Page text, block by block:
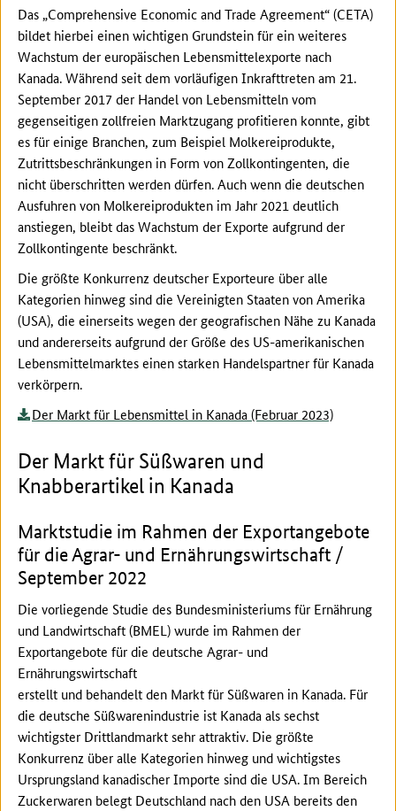
Das „Comprehensive Economic and Trade Agreement“ (CETA)
bildet hierbei einen wichtigen Grundstein für ein weiteres
Wachstum der europäischen Lebensmittelexporte nach
Kanada. Während seit dem vorläufigen Inkrafttreten am 21.
September 2017 der Handel von Lebensmitteln vom
gegenseitigen zollfreien Marktzugang profitieren konnte, gibt
es für einige Branchen, zum Beispiel Molkereiprodukte,
Zutrittsbeschränkungen in Form von Zollkontingenten, die
nicht überschritten werden dürfen. Auch wenn die deutschen
Ausfuhren von Molkereiprodukten im Jahr 2021 deutlich
anstiegen, bleibt das Wachstum der Exporte aufgrund der
Zollkontingente beschränkt.
Die größte Konkurrenz deutscher Exporteure über alle
Kategorien hinweg sind die Vereinigten Staaten von Amerika
(USA), die einerseits wegen der geografischen Nähe zu Kanada
und andererseits aufgrund der Größe des US-amerikanischen
Lebensmittelmarktes einen starken Handelspartner für Kanada
verkörpern.
Der Markt für Lebensmittel in Kanada (Februar 2023)
Der Markt für Süßwaren und
Knabberartikel in Kanada
Marktstudie im Rahmen der Exportangebote
für die Agrar- und Ernährungswirtschaft /
September 2022
Die vorliegende Studie des Bundesministeriums für Ernährung
und Landwirtschaft (BMEL) wurde im Rahmen der
Exportangebote für die deutsche Agrar- und
Ernährungswirtschaft
erstellt und behandelt den Markt für Süßwaren in Kanada. Für
die deutsche Süßwarenindustrie ist Kanada als sechst
wichtigster Drittlandmarkt sehr attraktiv. Die größte
Konkurrenz über alle Kategorien hinweg und wichtigstes
Ursprungsland kanadischer Importe sind die USA. Im Bereich
Zuckerwaren belegt Deutschland nach den USA bereits den